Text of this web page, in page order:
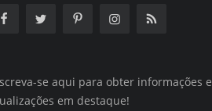
se aqui para obter informações e
em destaque!